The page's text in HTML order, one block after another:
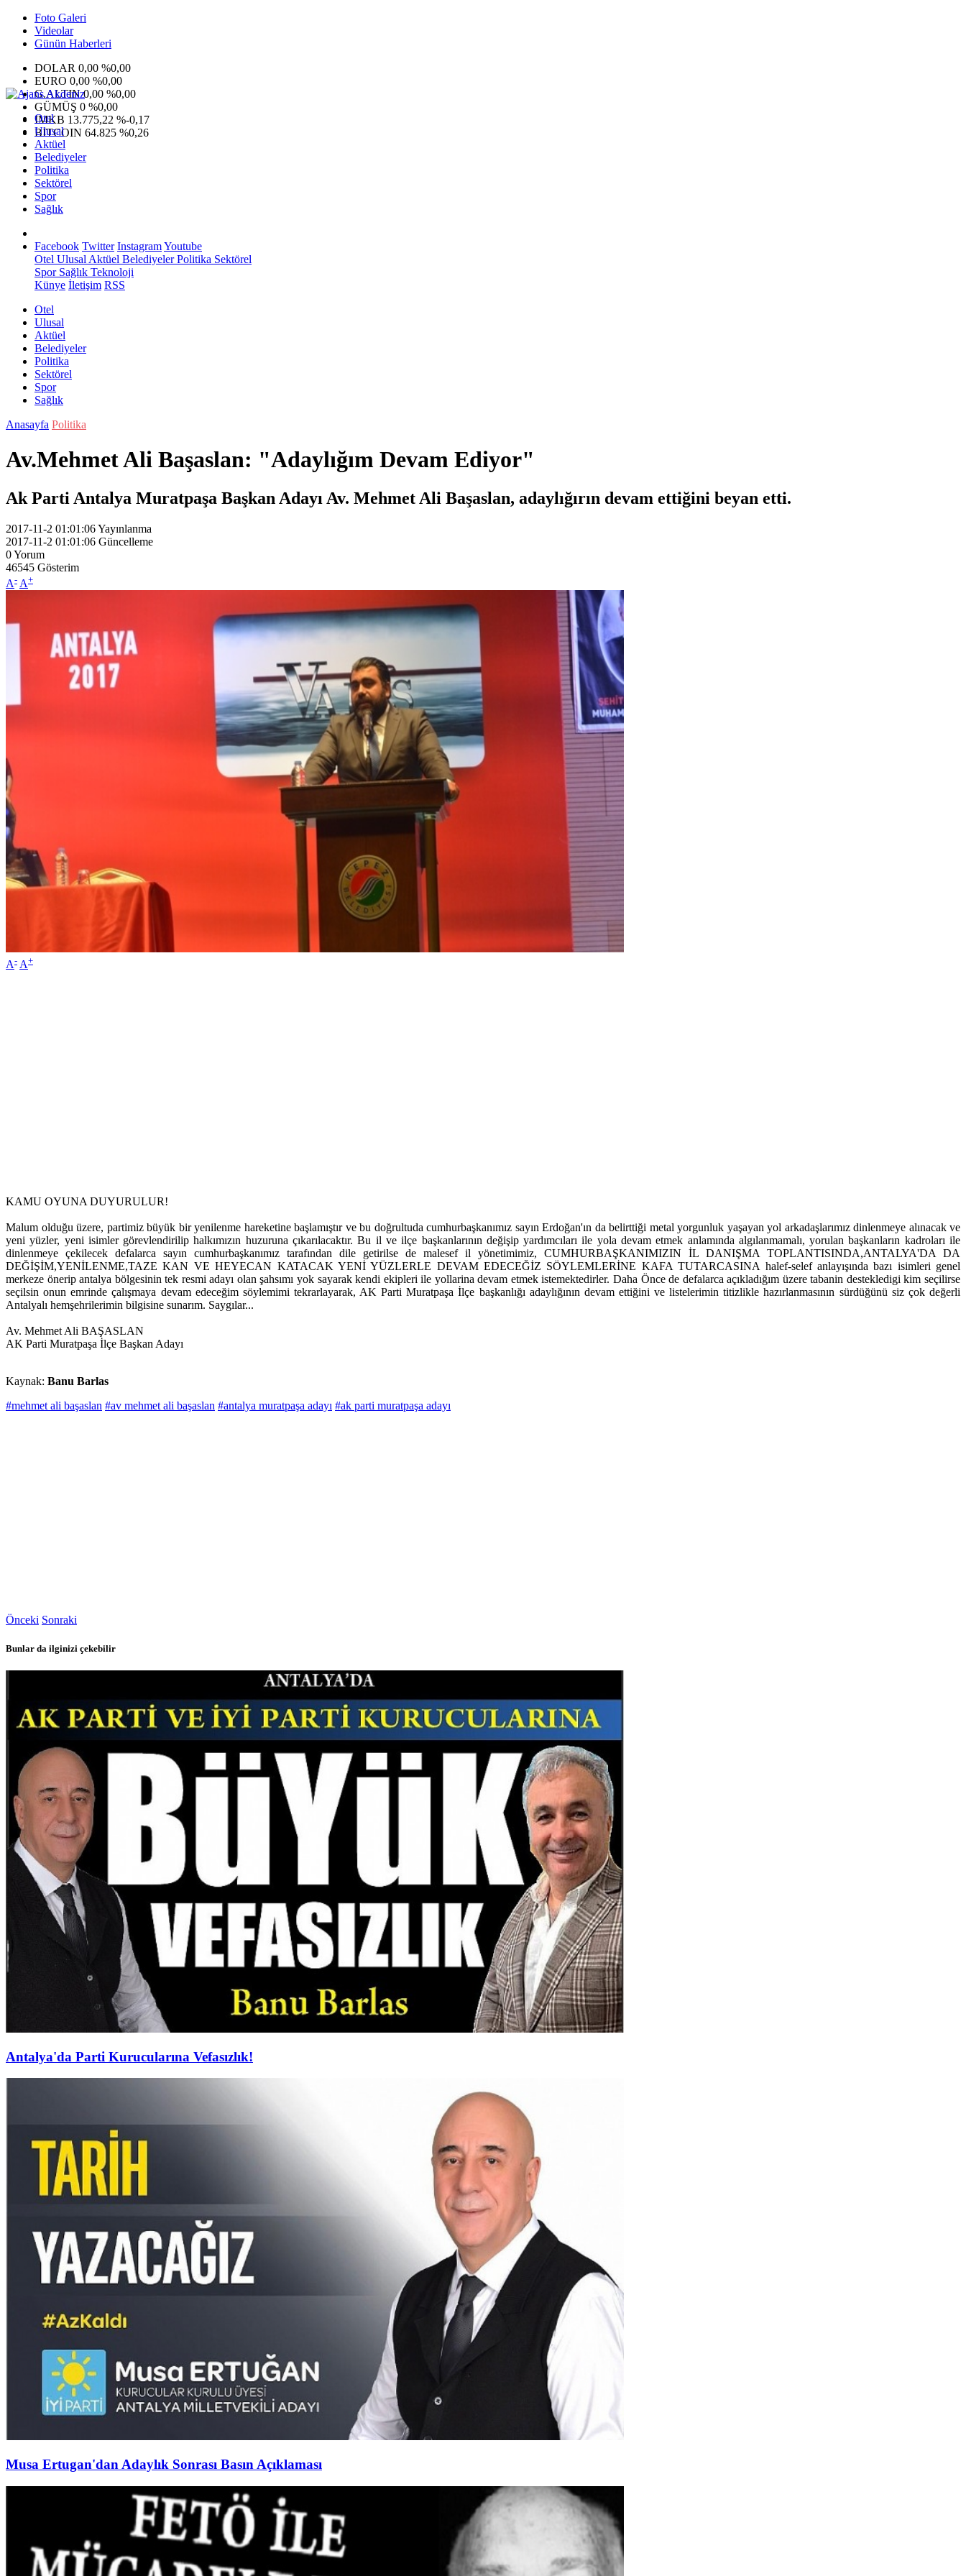
Foto Galeri
Videolar
Günün Haberleri
DOLAR 0,00 %0,00
EURO 0,00 %0,00
G.ALTIN0,00 %0,00
GÜMÜŞ 0 %0,00
IMKB 13.775,22 %-0,17
BITCOIN 64.825 %0,26
Otel
Ulusal
Aktüel
Belediyeler
Politika
Sektörel
Spor
Sağlık
Facebook Twitter InstagramYoutube
Otel Ulusal Aktüel BelediyelerPolitika Sektörel
SporSağlık Teknoloji
Künye İletişim RSS
Otel
Ulusal
Aktüel
Belediyeler
Politika
Sektörel
Spor
Sağlık
Anasayfa Politika
Av.Mehmet Ali Başaslan: "Adaylığım Devam Ediyor"
Ak Parti Antalya Muratpaşa Başkan Adayı Av. Mehmet Ali Başaslan, adaylığırın devam ettiğini beyan etti.
2017-11-2 01:01:06Yayınlanma
2017-11-2 01:01:06 Güncelleme
0Yorum
46545 Gösterim
A- A+
A- A+
KAMU OYUNA DUYURULUR!
Malum olduğu üzere, partimiz büyük bir yenilenme hareketine başlamıştır ve bu doğrultuda cumhurbaşkanımız sayın Erdoğan'ın da belirttiği metal yorgunluk yaşayan yol arkadaşlarımız dinlenmeye alınacak ve
yeni yüzler, yeni isimler görevlendirilip halkımızın huzuruna çıkarılacaktır. Bu il ve ilçe başkanlarının değişip yardımcıları ile yola devam etmek anlamında algılanmamalı, yorulan başkanların kadroları ile
dinlenmeye çekilecek defalarca sayın cumhurbaşkanımız tarafından dile getirilse de malesef il yönetimimiz, CUMHURBAŞKANIMIZIN İL DANIŞMA TOPLANTISINDA,ANTALYA'DA DA
DEĞİŞİM,YENİLENME,TAZE KAN VE HEYECAN KATACAK YENİ YÜZLERLE DEVAM EDECEĞİZ SÖYLEMLERİNE KAFA TUTARCASINA halef-selef anlayışında bazı isimleri genel
merkeze önerip antalya bölgesinin tek resmi adayı olan şahsımı yok sayarak kendi ekipleri ile yollarina devam etmek istemektedirler. Daha Önce de defalarca açıkladığım üzere tabanin destekledigi kim seçilirse
seçilsin onun emrinde çalışmaya devam edeceğim söylemimi tekrarlayarak, AK Parti Muratpaşa İlçe başkanlığı adaylığının devam ettiğini ve listelerimin titizlikle hazırlanmasının sürdüğünü siz çok değerli
Antalyalı hemşehrilerimin bilgisine sunarım. Saygılar...
Av. Mehmet Ali BAŞASLAN
AK Parti Muratpaşa İlçe Başkan Adayı
Kaynak: Banu Barlas
#mehmet ali başaslan #av mehmet ali başaslan #antalya muratpaşa adayı #ak parti muratpaşa adayı
Önceki Sonraki
Bunlar da ilginizi çekebilir
Antalya'da Parti Kurucularına Vefasızlık!
Musa Ertugan'dan Adaylık Sonrası Basın Açıklaması